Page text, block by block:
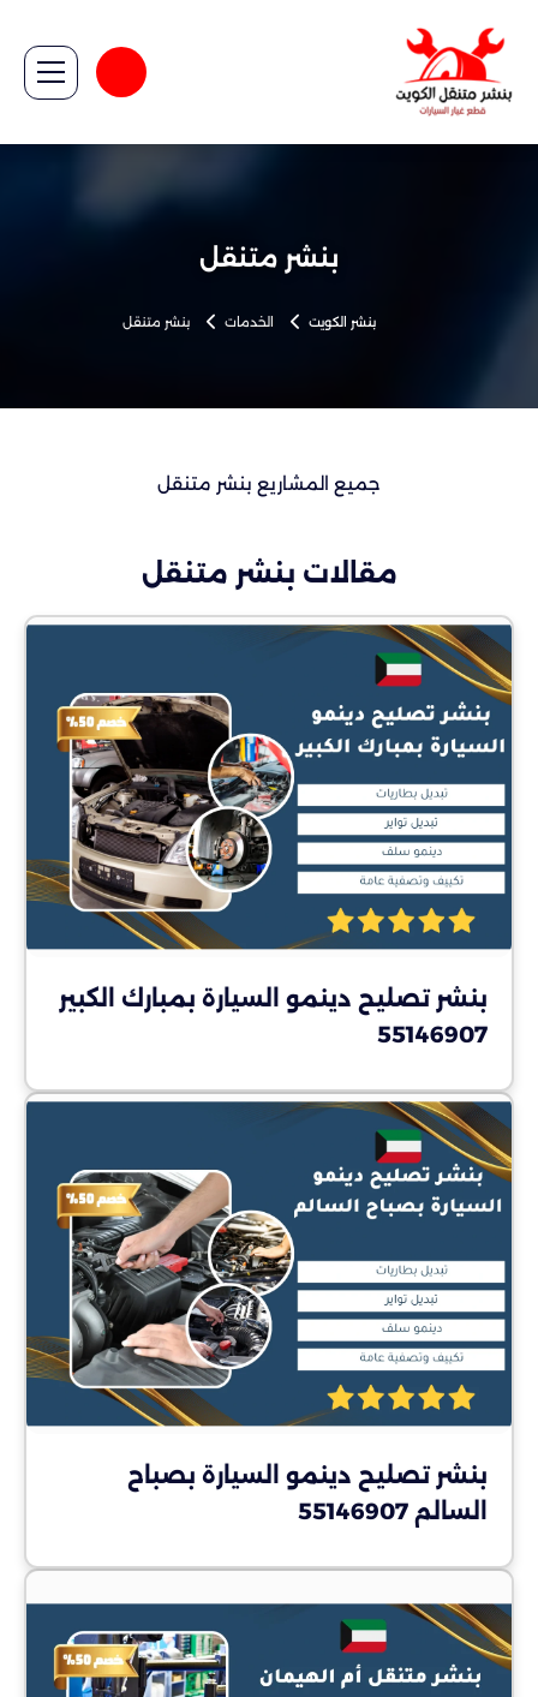
بنشر متنقل
بنشر الكويت الخدمات بنشر متنقل
جميع المشاريع بنشر متنقل
مقالات بنشر متنقل
بنشر تصليح دينمو السيارة بمبارك الكبير
55146907
بنشر تصليح دينمو السيارة بصباح
السالم 55146907